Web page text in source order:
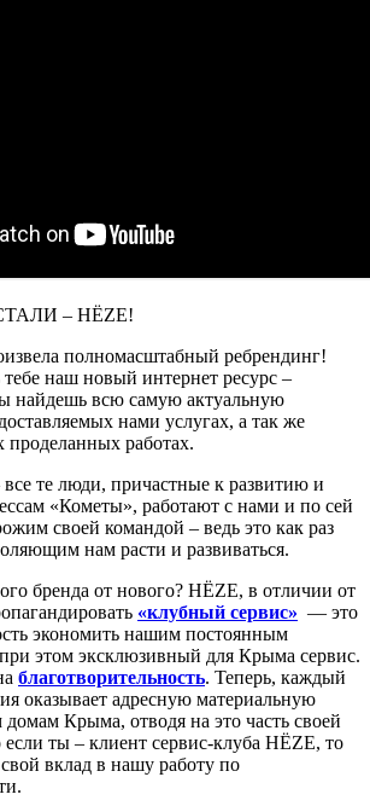
– HËZE!
полномасштабный ребрендинг!
наш новый интернет ресурс –
найдешь всю самую актуальную
нами услугах, а так же
проделанных работах.
те люди, причастные к развитию и
«Кометы», работают с нами и по сей
своей командой – ведь это как раз
нам расти и развиваться.
бренда от нового? HËZE, в отличии от
«клубный сервис» — это
экономить нашим постоянным
этом эксклюзивный для Крыма сервис.
благотворительность. Теперь, каждый
оказывает адресную материальную
Крыма, отводя на это часть своей
ты – клиент сервис-клуба HËZE, то
вклад в нашу работу по